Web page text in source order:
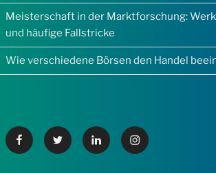
Meisterschaft in der Marktforschung:
und häufige Fallstricke
Wie verschiedene Börsen den Handel
FacebookTwitter LinkedinInstagram